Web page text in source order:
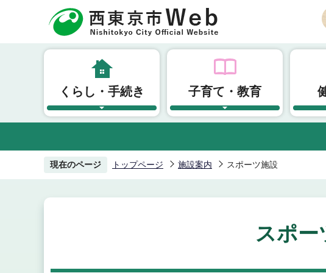
頭
くらし・手続き 子育て・教育
現在のページ トップページ 施設案内 スポーツ施設
スポー